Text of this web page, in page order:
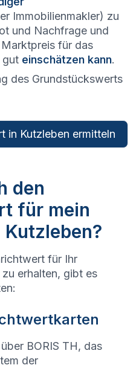
Immobilienmakler) zu
und Nachfrage und
für das
gut einschätzen kann.
des Grundstückswerts
in Kutzleben ermitteln
den
für mein
für Ihr
erhalten, gibt es
BORIS TH, das
der